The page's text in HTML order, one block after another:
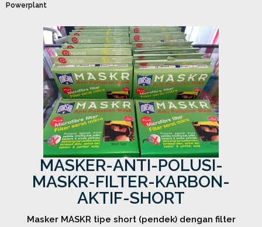
Powerplant
MASKER-ANTI-POLUSI-
MASKR-FILTER-KARBON-
AKTIF-SHORT
Masker MASKR tipe short (pendek) dengan filter